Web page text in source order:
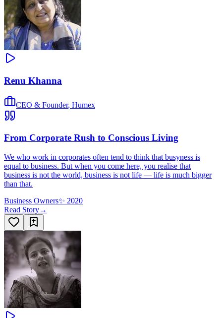
Renu Khanna
CEO & Founder, Humex
From Corporate Rush to Conscious Living
We who work in corporates often tend to think that busyness is
equal to business. But when you come here, you realise that
business is not the world, business is not life — life is much bigger
than that.
Business Owners✨ 2020
Read Story→